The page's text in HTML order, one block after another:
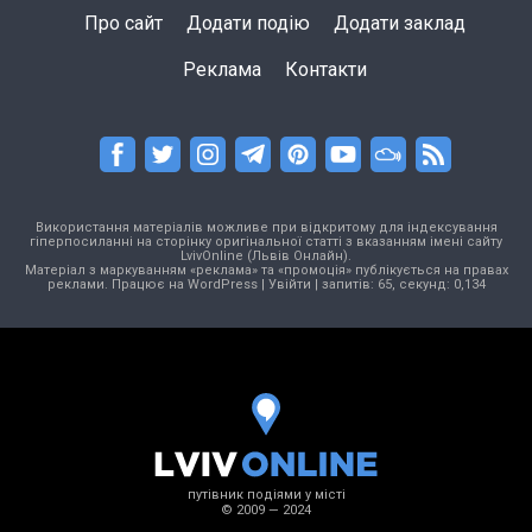
Про сайт Додати подію Додати заклад
Реклама Контакти
Використання матеріалів можливе при відкритому для індексування
гіперпосиланні на сторінку оригінальної статті з вказанням імені сайту
LvivOnline (Львів Онлайн).
Матеріал з маркуванням «реклама» та «промоція» публікується на правах
реклами. Працює на WordPress| Увійти | запитів: 65, секунд: 0,134
путівник подіями у місті
© 2009 — 2024